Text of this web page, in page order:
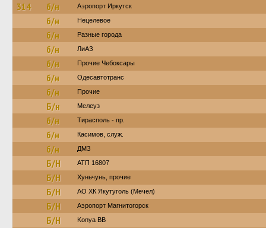
314 б/н Аэропорт Иркутск
б/н Нецелевое
б/н Разные города
б/н ЛиАЗ
б/н Прочие Чебоксары
б/н Одесавтотранс
б/н Прочие
Б/н Мелеуз
б/н Тирасполь - пр.
б/н Касимов, служ.
б/н ДМЗ
Б/Н АТП 16807
Б/Н Хуньчунь, прочие
Б/Н АО ХК Якутуголь (Мечел)
Б/Н Аэропорт Магнитогорск
Б/Н Konya BB